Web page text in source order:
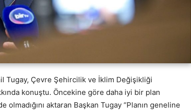
Tugay, Çevre Şehircilik ve İklim Değişikliği
konuştu. Öncekine göre daha iyi bir plan
olmadığını aktaran Başkan Tugay “Planın geneline